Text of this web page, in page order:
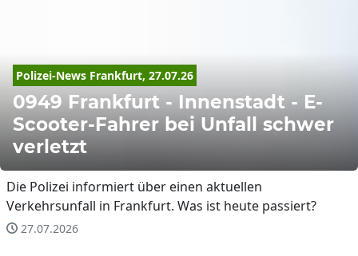
Polizei-News Frankfurt, 27.07.26
0949 Frankfurt - Innenstadt - E-
Scooter-Fahrer bei Unfall schwer
verletzt
Die Polizei informiert über einen aktuellen
Verkehrsunfall in Frankfurt. Was ist heute passiert?
27.07.2026